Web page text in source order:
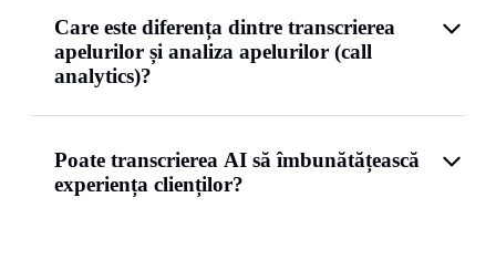
Care este diferența dintre transcrierea
apelurilor și analiza apelurilor (call
analytics)?
Poate transcrierea AI să îmbunătățească
experiența clienților?